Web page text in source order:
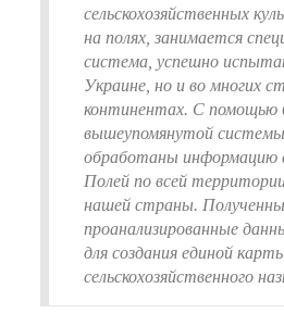
сельскохозяйственных
на полях, занимается
система, успешно
Украине, но и во многих
континентах. С помощью
вышеупомянутой системы
обработаны информацию
Полей по всей
нашей страны.
проанализированные
для создания единой
сельскохозяйственного